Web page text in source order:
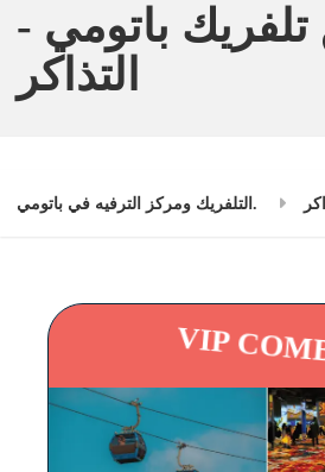
باتومي -
التذاكر
التلفريك ومركز الترفيه في باتومي.
VIP